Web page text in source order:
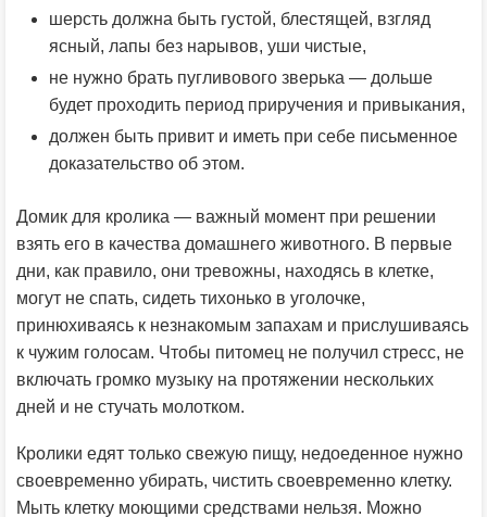
шерсть должна быть густой, блестящей, взгляд
ясный, лапы без нарывов, уши чистые,
не нужно брать пугливового зверька — дольше
будет проходить период приручения и привыкания,
должен быть привит и иметь при себе письменное
доказательство об этом.
Домик для кролика — важный момент при решении
взять его в качества домашнего животного. В первые
дни, как правило, они тревожны, находясь в клетке,
могут не спать, сидеть тихонько в уголочке,
принюхиваясь к незнакомым запахам и прислушиваясь
к чужим голосам. Чтобы питомец не получил стресс, не
включать громко музыку на протяжении нескольких
дней и не стучать молотком.
Кролики едят только свежую пищу, недоеденное нужно
своевременно убирать, чистить своевременно клетку.
Мыть клетку моющими средствами нельзя. Можно